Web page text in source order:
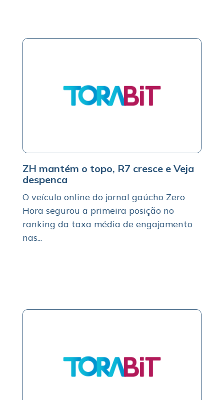
ZH mantém o topo, R7 cresce e Veja
despenca
O veículo online do jornal gaúcho Zero
Hora segurou a primeira posição no
ranking da taxa média de engajamento
nas...